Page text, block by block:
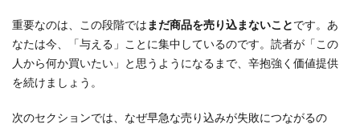
重要なのは、この段階では まだ商品を売り込まないことです。あ
なたは今、「与える」ことに集中しているのです。読者が「この
人から何か買いたい」と思うようになるまで、辛抱強く価値提供
を続けましょう。
次のセクションでは、なぜ早急な売り込みが失敗につながるの